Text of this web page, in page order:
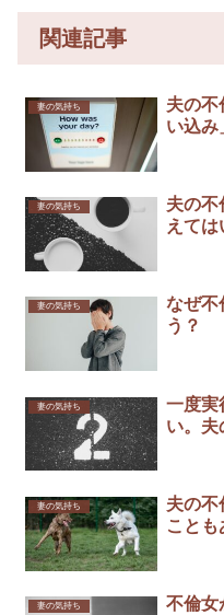
関連記事
妻の気持ち
夫の不
い込み
妻の気持ち
夫の不
えては
妻の気持ち
なぜ不
う？
妻の気持ち
一度実
い。夫
妻の気持ち
夫の不
ことも
妻の気持ち
不倫女